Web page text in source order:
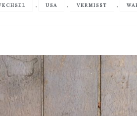
, USA , VERMISST ,